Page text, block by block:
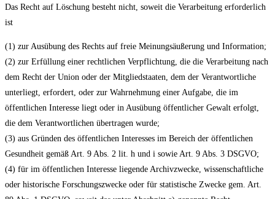
Das Recht auf Löschung besteht nicht, soweit die Verarbeitung erforderlich
ist
(1) zur Ausübung des Rechts auf freie Meinungsäußerung und Information;
(2) zur Erfüllung einer rechtlichen Verpflichtung, die die Verarbeitung nach
dem Recht der Union oder der Mitgliedstaaten, dem der Verantwortliche
unterliegt, erfordert, oder zur Wahrnehmung einer Aufgabe, die im
öffentlichen Interesse liegt oder in Ausübung öffentlicher Gewalt erfolgt,
die dem Verantwortlichen übertragen wurde;
(3) aus Gründen des öffentlichen Interesses im Bereich der öffentlichen
Gesundheit gemäß Art. 9 Abs. 2 lit. h und i sowie Art. 9 Abs. 3 DSGVO;
(4) für im öffentlichen Interesse liegende Archivzwecke, wissenschaftliche
oder historische Forschungszwecke oder für statistische Zwecke gem. Art.